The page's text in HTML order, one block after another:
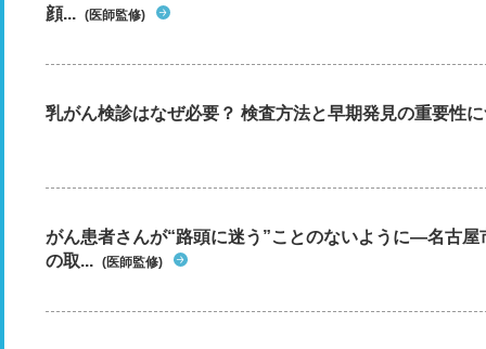
顔... (医師監修)
乳がん検診はなぜ必要？ 検査方法と早期発見の重要性
がん患者さんが“路頭に迷う”ことのないように―名古
の取... (医師監修)